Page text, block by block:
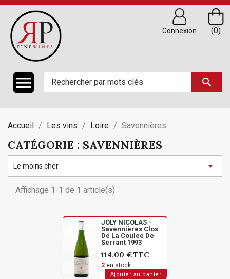

(0)
Connexion
search
Accueil Les vins Loire Savennières
CATÉGORIE : SAVENNIÈRES
Le moins cher 
Affichage 1-1 de 1 article(s)
JOLY NICOLAS -
Savennières Clos
De La Coulée De
Serrant 1993
114,00 €TTC
2en stock
Ajouter au panier